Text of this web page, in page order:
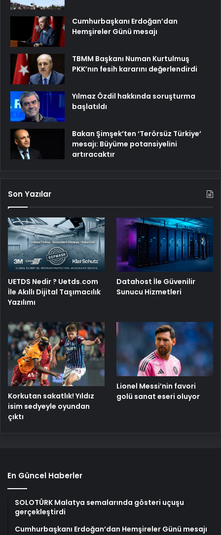
Cumhurbaşkanı Erdoğan’dan
Hemşireler Günü mesajı
TBMM Başkanı Numan Kurtulmuş
PKK’nın fesih kararını değerlendirdi
Yılmaz Özdil hakkında soruşturma
başlatıldı
Bakan Şimşek’ten ‘Terörsüz Türkiye’
mesajı: Büyüme potansiyelini
artıracaktır
Son Yazılar
UETDS Nedir ? Uetds.com
İle Akıllı Dijital Taşımacılık
Yazılımı
Datahost İle Güvenilir
Sunucu Hizmetleri
Korkutan sakatlık! Yıldız
isim sedyeyle oyundan
çıktı
Lionel Messi’nin favori
golü sanat eseri oluyor
En Güncel Haberler
SOLOTÜRK Malatya semalarında gösteri uçuşu
gerçekleştirdi
Cumhurbaşkanı Erdoğan’dan Hemşireler Günü mesajı